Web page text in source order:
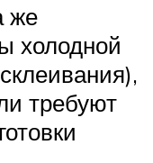
же
холодной
требуют